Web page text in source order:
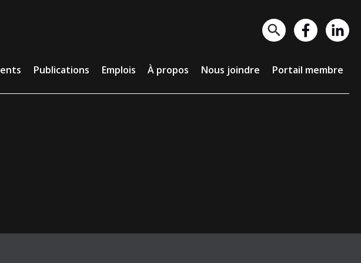
Publications Emplois À propos Nous joindre Portail membre